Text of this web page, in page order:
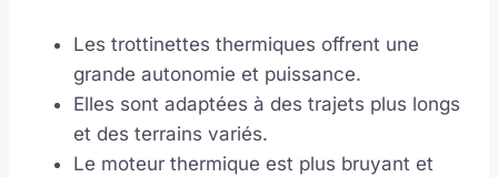
Les trottinettes thermiques offrent une
grande autonomie et puissance.
Elles sont adaptées à des trajets plus longs
et des terrains variés.
Le moteur thermique est plus bruyant et